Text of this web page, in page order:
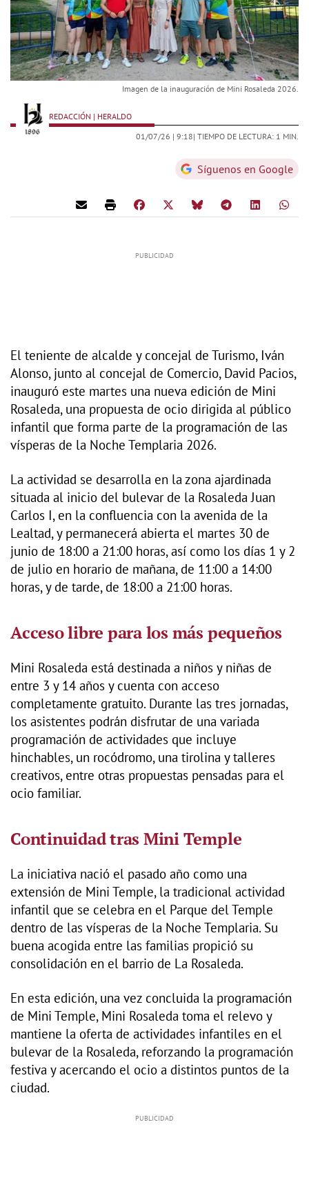
Imagen de la inauguración de Mini Rosaleda 2026.
REDACCIÓN | HERALDO
01/07/26 | 9:18| TIEMPO DE LECTURA: 1 MIN.
Síguenos en Google
El teniente de alcalde y concejal de Turismo, Iván
Alonso, junto al concejal de Comercio, David Pacios,
inauguró este martes una nueva edición de Mini
Rosaleda, una propuesta de ocio dirigida al público
infantil que forma parte de la programación de las
vísperas de la Noche Templaria 2026.
La actividad se desarrolla en la zona ajardinada
situada al inicio del bulevar de la Rosaleda Juan
Carlos I, en la confluencia con la avenida de la
Lealtad, y permanecerá abierta el martes 30 de
junio de 18:00 a 21:00 horas, así como los días 1 y 2
de julio en horario de mañana, de 11:00 a 14:00
horas, y de tarde, de 18:00 a 21:00 horas.
Acceso libre para los más pequeños
Mini Rosaleda está destinada a niños y niñas de
entre 3 y 14 años y cuenta con acceso
completamente gratuito. Durante las tres jornadas,
los asistentes podrán disfrutar de una variada
programación de actividades que incluye
hinchables, un rocódromo, una tirolina y talleres
creativos, entre otras propuestas pensadas para el
ocio familiar.
Continuidad tras Mini Temple
La iniciativa nació el pasado año como una
extensión de Mini Temple, la tradicional actividad
infantil que se celebra en el Parque del Temple
dentro de las vísperas de la Noche Templaria. Su
buena acogida entre las familias propició su
consolidación en el barrio de La Rosaleda.
En esta edición, una vez concluida la programación
de Mini Temple, Mini Rosaleda toma el relevo y
mantiene la oferta de actividades infantiles en el
bulevar de la Rosaleda, reforzando la programación
festiva y acercando el ocio a distintos puntos de la
ciudad.